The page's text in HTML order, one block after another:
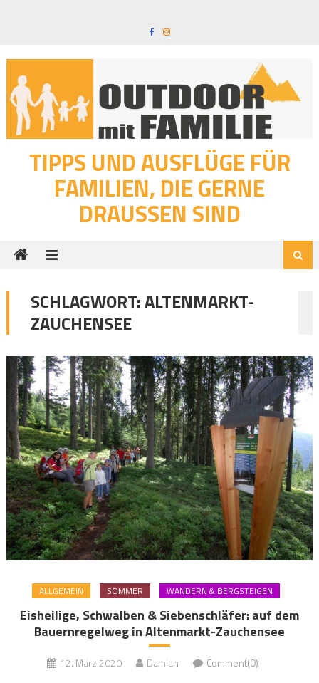
TIPPS UND AUSFLÜGE FÜR
FAMILIEN, DIE GERNE
DRAUSSEN SIND
SCHLAGWORT:ALTENMARKT-
ZAUCHENSEE
ALLGEMEIN SOMMER WANDERN & BERGSTEIGEN
Eisheilige, Schwalben & Siebenschläfer: auf dem
Bauernregelweg in Altenmarkt-Zauchensee
12. März 2020 Damian Comment(0)